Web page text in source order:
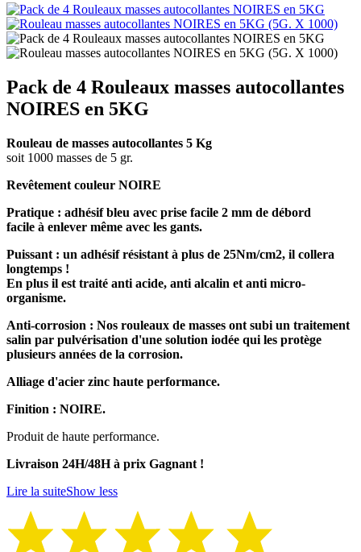
Pack de 4 Rouleaux masses autocollantes
NOIRES en 5KG
Rouleau de masses autocollantes 5 Kg
soit 1000 masses de 5 gr.
Revêtement couleur NOIRE
Pratique : adhésif bleu avec prise facile 2 mm de débord
facile à enlever même avec les gants.
Puissant : un adhésif résistant à plus de 25Nm/cm2, il collera
longtemps !
En plus il est traité anti acide, anti alcalin et anti micro-
organisme.
Anti-corrosion : Nos rouleaux de masses ont subi un traitement
salin par pulvérisation d'une solution iodée qui les protège
plusieurs années de la corrosion.
Alliage d'acier zinc haute performance.
Finition : NOIRE.
Produit de haute performance.
Livraison 24H/48H à prix Gagnant !
Lire la suiteShow less